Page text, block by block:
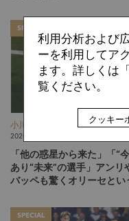
SPECIAL
小川 由紀子
2026.07.09
「他の惑星から来た」「“
あり“未来”の選手」アンリ
バッペも驚くオリーセとい
SPECIAL
利用分析および
ーを利用してア
ます。詳しくは
覧ください。
クッキー